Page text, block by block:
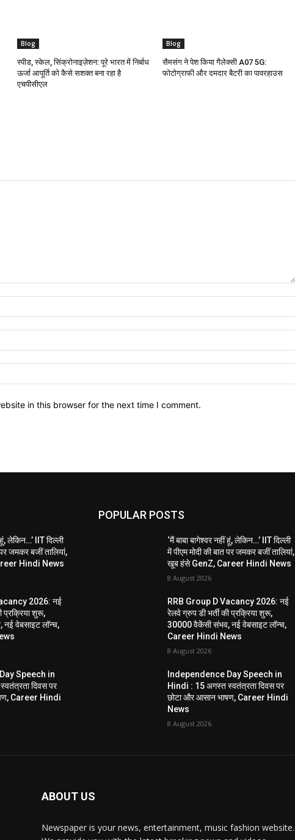
Blog
स्पीड, स्केल, सिंक्रोनाइज़ेशन: पूरे भारत में निर्बाध
ऊर्जा आपूर्ति को कैसे सशक्त बना रहा है
एचपीसीएल
Blog
सैमसंग ने पेश किया गैलेक्सी A07 5G:
फोटोग्राफी और दमदार बैटरी का पावरहाउस
in this browser for the next time I comment.
हूं, लेकिन…’ IIT दिल्ली
जमकर बजीं तालियां,
Hindi News
2026: नई
प्रक्रिया शुरू,
वेबसाइट लॉन्च,
Speech in
दिवस पर
Career Hindi
POPULAR POSTS
‘मैं बाबा बागेश्वर नहीं हूं, लेकिन…’ IIT दिल्ली
में पीएम मोदी की बात पर जमकर बजीं तालियां,
खूब हंसे GenZ, Career Hindi News
8 August 2026
RRB Group D Vacancy 2026: नई
रेलवे ग्रुप डी भर्ती की प्रक्रिया शुरू,
30000 वैकेंसी संभव, नई वेबसाइट लॉन्च,
Career Hindi News
8 August 2026
Independence Day Speech in
Hindi : 15 अगस्त स्वतंत्रता दिवस पर
छोटा और आसान भाषण, Career Hindi
News
8 August 2026
ABOUT US
Newspaper is your news, entertainment, music fashion website.